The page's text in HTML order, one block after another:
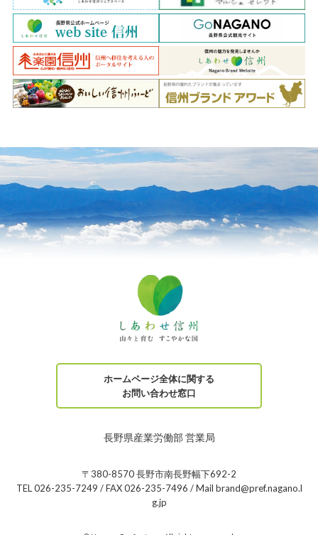
ホームページ全体に関する
お問い合わせ窓口
長野県産業労働部 営業局
〒380-8570 長野市南長野幅下692-2
TEL 026-235-7249 / FAX 026-235-7496 / Mail brand@pref.nagano.l
g.jp